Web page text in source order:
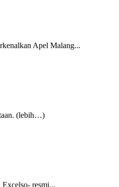
Apel Malang...
(lebih…)
resmi...